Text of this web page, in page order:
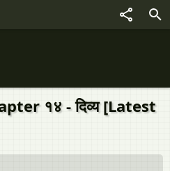
१४ - दिव्य [Latest